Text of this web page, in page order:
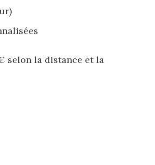
selon la distance et la